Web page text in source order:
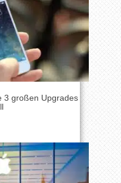
3 großen Upgrades